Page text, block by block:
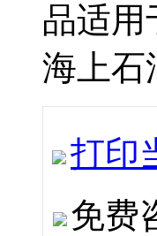
品适用
海上石
打印
免费咨